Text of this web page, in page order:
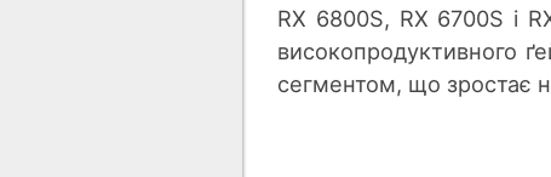
RX 6800S, RX 6700S і
високопродуктивного
сегментом, що зростає